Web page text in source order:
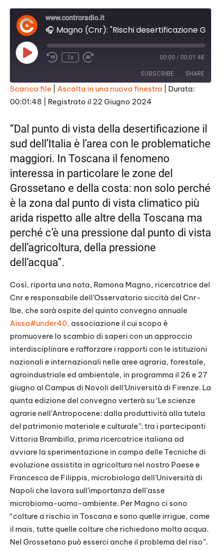
www.controradio.it
P
l
E
p
i
s
d
1x 00:00 / 00:01:48
SUBSCRIBE SHARE
SHARE
LINK
EMBED
Scarica file Ascolta in una nuova finestra
Durata:
00:01:48
Registrato il 22 Giugno 2024
“Dal punto di vista della desertificazione il
sud dell’Italia è l’area con le problematiche
maggiori. In Toscana il fenomeno
interessa in particolare le zone del
Grossetano e della costa: non solo perché
è la zona dal punto di vista climatico più
arida rispetto alle altre della Toscana ma
perché c’è una pressione dal punto di vista
dell’agricoltura, della pressione
dell’acqua”.
Così, riporta una nota, Ramona Magno, ricercatrice del
Cnr e responsabile dell’Osservatorio siccità del Cnr-
Ibe, che sarà ospite del quinto convegno annuale
Aissa#under40, associazione il cui scopo è
promuovere lo scambio di saperi con un approccio
interdisciplinare e rafforzare i rapporti con le istituzioni
nazionali e internazionali nelle aree agraria, forestale,
agroindustriale ed ambientale, in programma il 26 e 27
giugno al Campus di Novoli dell’Università di Firenze. La
quinta edizione del convegno verterà su ‘Le scienze
agrarie nell’Antropocene: dalla produttività alla tutela
del patrimonio materiale e culturale”: tra i partecipanti
Vittoria Brambilla, prima ricercatrice italiana ad
avviare la sperimentazione in campo delle Tecniche di
evoluzione assistita in agricoltura nel nostro Paese e
Francesca de Filippis, microbiologa dell’Università di
Napoli che lavora sull’importanza dell’asse
microbioma-uomo-ambiente. Per Magno ci sono
“colture a rischio in Toscana e sono quelle irrigue, come
il mais, tutte quelle colture che richiedono molta acqua.
Nel Grossetano può esserci anche il problema del riso”.